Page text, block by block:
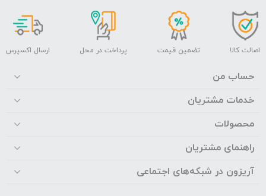
اصالت کالا تضمین قیمت پرداخت در محل ارسال اکسپرس
حساب من
خدمات مشتریان
محصولات
راهنمای مشتریان
آریزون در شبکه‌های اجتماعی